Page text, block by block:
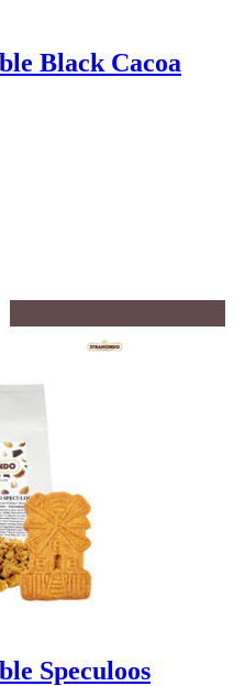
Black Cacoa
Speculoos